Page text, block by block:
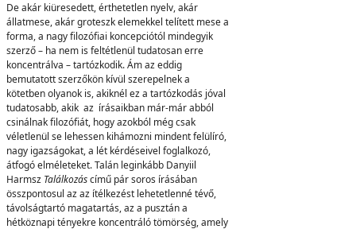
De akár kiüresedett, érthetetlen nyelv, akár
állatmese, akár groteszk elemekkel telített mese a
forma, a nagy filozófiai koncepciótól mindegyik
szerző – ha nem is feltétlenül tudatosan erre
koncentrálva – tartózkodik. Ám az eddig
bemutatott szerzőkön kívül szerepelnek a
kötetben olyanok is, akiknél ez a tartózkodás jóval
tudatosabb, akik az írásaikban már-már abból
csinálnak filozófiát, hogy azokból még csak
véletlenül se lehessen kihámozni mindent felülíró,
nagy igazságokat, a lét kérdéseivel foglalkozó,
átfogó elméleteket. Talán leginkább Danyiil
Harmsz Találkozáscímű pár soros írásában
összpontosul az az ítélkezést lehetetlenné tévő,
távolságtartó magatartás, az a pusztán a
hétköznapi tényekre koncentráló tömörség, amely